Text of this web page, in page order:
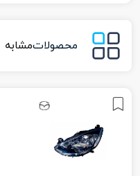
محصولاتمشابه